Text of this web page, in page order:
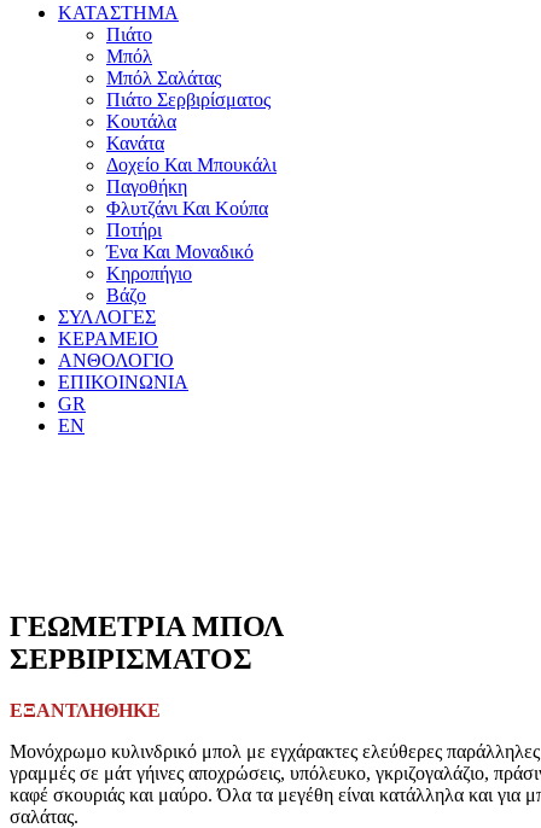
ΚΑΤΑΣΤΗΜΑ
Πιάτο
Μπόλ
Μπόλ Σαλάτας
Πιάτο Σερβιρίσματος
Κουτάλα
Κανάτα
Δοχείο Και Μπουκάλι
Παγοθήκη
Φλυτζάνι Και Κούπα
Ποτήρι
Ένα Και Μοναδικό
Κηροπήγιο
Βάζο
ΣΥΛΛΟΓΕΣ
ΚΕΡΑΜΕΙΟ
ΑΝΘΟΛΟΓΙΟ
ΕΠΙΚΟΙΝΩΝΙΑ
GR
EN
ΓΕΩΜΕΤΡΙΑ ΜΠΟΛ
ΣΕΡΒΙΡΙΣΜΑΤΟΣ
ΕΞΑΝΤΛΗΘΗΚΕ
Μονόχρωμο κυλινδρικό μπολ με εγχάρακτες ελεύθερες παράλληλες
γραμμές σε μάτ γήινες αποχρώσεις, υπόλευκο, γκριζογαλάζιο,
καφέ σκουριάς και μαύρο. Όλα τα μεγέθη είναι κατάλληλα και για
σαλάτας.